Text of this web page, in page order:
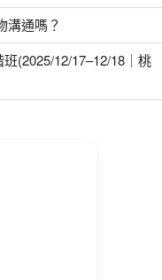
溝通嗎？
(2025/12/17–12/18｜桃